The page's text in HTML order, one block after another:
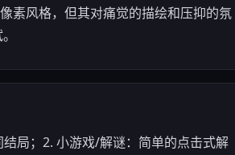
素风格，但其对痛觉的描绘和压抑的氛
局；2. 小游戏/解谜：简单的点击式解